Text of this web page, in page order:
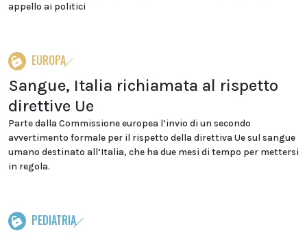
appello ai politici
EUROPA
Sangue, Italia richiamata al rispetto
direttive Ue
Parte dalla Commissione europea l’invio di un secondo
avvertimento formale per il rispetto della direttiva Ue sul sangue
umano destinato all’Italia, che ha due mesi di tempo per mettersi
in regola.
PEDIATRIA